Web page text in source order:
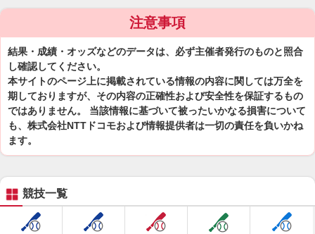
注意事項
結果・成績・オッズなどのデータは、必ず主催者発行のものと照合
し確認してください。
本サイトのページ上に掲載されている情報の内容に関しては万全を
期しておりますが、その内容の正確性および安全性を保証するもの
ではありません。 当該情報に基づいて被ったいかなる損害について
も、株式会社NTTドコモおよび情報提供者は一切の責任を負いかね
ます。
競技一覧